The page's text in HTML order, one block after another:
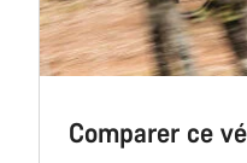
Comparer ce